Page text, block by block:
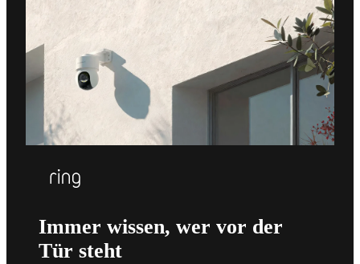
Immer wissen, wer vor der
Tür steht